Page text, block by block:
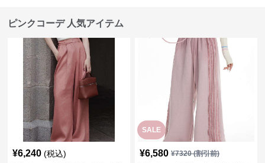
ピンクコーデ 人気アイテム
¥6,240 (税込)
SALE
¥6,580 ¥7320(割引前)